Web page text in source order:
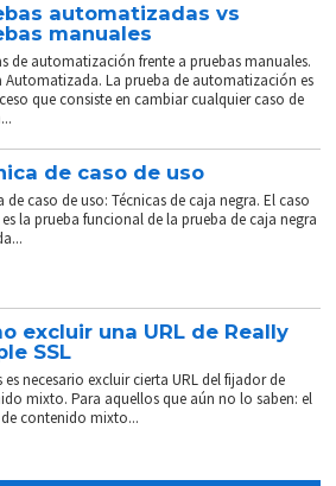
automatizadas vs
manuales
de automatización frente a pruebas manuales.
Automatizada. La prueba de automatización es
que consiste en cambiar cualquier caso de
de caso de uso
de caso de uso: Técnicas de caja negra. El caso
la prueba funcional de la prueba de caja negra
excluir una URL de Really
SSL
es necesario excluir cierta URL del fijador de
mixto. Para aquellos que aún no lo saben: el
contenido mixto...